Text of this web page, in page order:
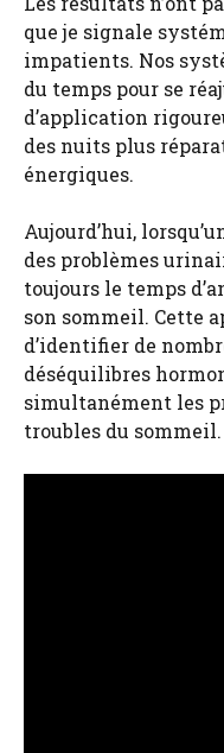
que je signale
impatients. Nos
du temps pour se
d’application
des nuits plus
énergiques.
Aujourd’hui,
des problèmes
toujours le temps
son sommeil. Cette
d’identifier de
déséquilibres
simultanément les
troubles du sommeil.